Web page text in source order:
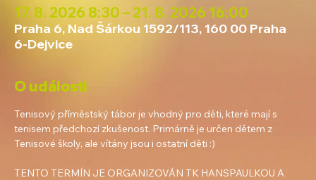
17. 8. 2026 8:30 – 21. 8. 2026 16:00
Praha 6, Nad Šárkou 1592/113, 160 00 Praha
6-Dejvice
O události
Tenisový příměstský tábor je vhodný pro děti, které mají s
tenisem předchozí zkušenost. Primárně je určen dětem z
Tenisové školy, ale vítány jsou i ostatní děti :)
TENTO TERMÍN JE ORGANIZOVÁN TK HANSPAULKOU A